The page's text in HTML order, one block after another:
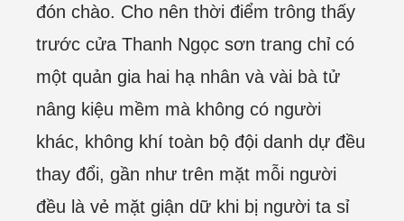
đón chào. Cho nên thời điểm trông thấy
trước cửa Thanh Ngọc sơn trang chỉ có
một quản gia hai hạ nhân và vài bà tử
nâng kiệu mềm mà không có người
khác, không khí toàn bộ đội danh dự đều
thay đổi, gần như trên mặt mỗi người
đều là vẻ mặt giận dữ khi bị người ta sỉ